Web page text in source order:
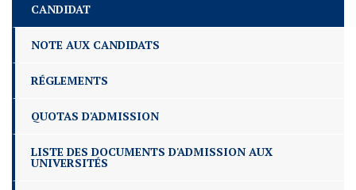
CANDIDAT
NOTE AUX CANDIDATS
RÉGLEMENTS
QUOTAS D'ADMISSION
LISTE DES DOCUMENTS D'ADMISSION AUX
UNIVERSITÉS